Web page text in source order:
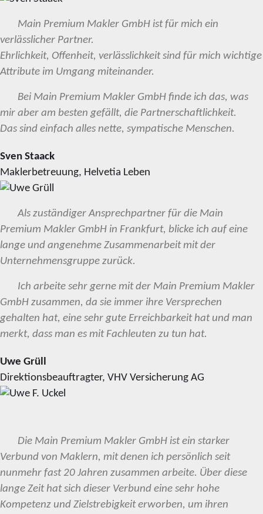
Main Premium Makler GmbH ist für mich ein
verlässlicher Partner.
Ehrlichkeit, Offenheit, verlässlichkeit sind für mich wichtige
Attribute im Umgang miteinander.
Bei Main Premium Makler GmbH finde ich das, was
mir aber am besten gefällt, die Partnerschaftlichkeit.
Das sind einfach alles nette, sympatische Menschen.
Sven Staack
Maklerbetreuung, Helvetia Leben
Als zuständiger Ansprechpartner für die Main
Premium Makler GmbH in Frankfurt, blicke ich auf eine
lange und angenehme Zusammenarbeit mit der
Unternehmensgruppe zurück.
Ich arbeite sehr gerne mit der Main Premium Makler
GmbH zusammen, da sie immer ihre Versprechen
gehalten hat, eine sehr gute Erreichbarkeit hat und man
merkt, dass man es mit Fachleuten zu tun hat.
Uwe Grüll
Direktionsbeauftragter, VHV Versicherung AG
Die Main Premium Makler GmbH ist ein starker
Verbund von Maklern, mit denen ich persönlich seit
nunmehr fast 20 Jahren zusammen arbeite. Über diese
lange Zeit hat sich dieser Verbund eine sehr hohe
Kompetenz und Zielstrebigkeit erworben, um ihren